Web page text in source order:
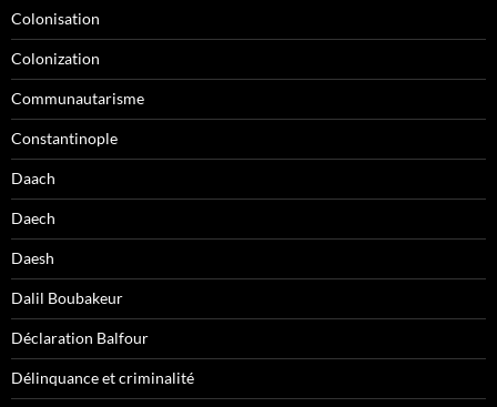
Colonisation
Colonization
Communautarisme
Constantinople
Daach
Daech
Daesh
Dalil Boubakeur
Déclaration Balfour
Délinquance et criminalité